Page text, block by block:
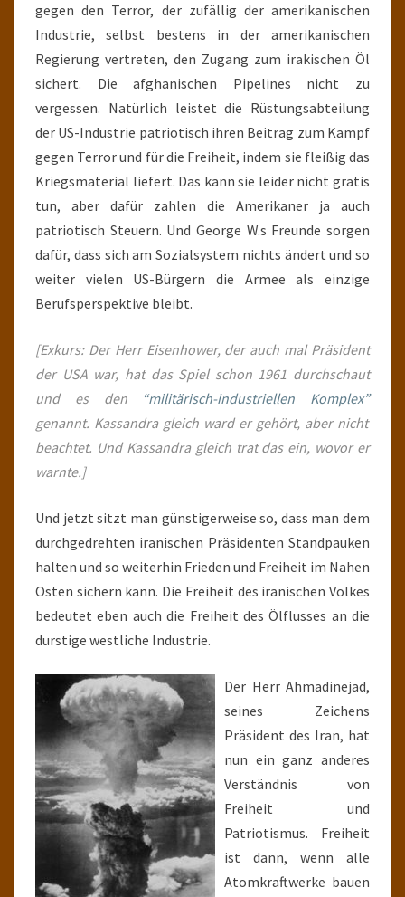
gegen den Terror, der zufällig der amerikanischen
Industrie, selbst bestens in der amerikanischen
Regierung vertreten, den Zugang zum irakischen Öl
sichert. Die afghanischen Pipelines nicht zu
vergessen. Natürlich leistet die Rüstungsabteilung
der US-Industrie patriotisch ihren Beitrag zum Kampf
gegen Terror und für die Freiheit, indem sie fleißig das
Kriegsmaterial liefert. Das kann sie leider nicht gratis
tun, aber dafür zahlen die Amerikaner ja auch
patriotisch Steuern. Und George W.s Freunde sorgen
dafür, dass sich am Sozialsystem nichts ändert und so
weiter vielen US-Bürgern die Armee als einzige
Berufsperspektive bleibt.
[Exkurs: Der Herr Eisenhower, der auch mal Präsident
der USA war, hat das Spiel schon 1961 durchschaut
und es den
“militärisch-industriellen Komplex”
genannt. Kassandra gleich ward er gehört, aber nicht
beachtet. Und Kassandra gleich trat das ein, wovor er
warnte.]
Und jetzt sitzt man günstigerweise so, dass man dem
durchgedrehten iranischen Präsidenten Standpauken
halten und so weiterhin Frieden und Freiheit im Nahen
Osten sichern kann. Die Freiheit des iranischen Volkes
bedeutet eben auch die Freiheit des Ölflusses an die
durstige westliche Industrie.
Der Herr Ahmadinejad,
seines Zeichens
Präsident des Iran, hat
nun ein ganz anderes
Verständnis von
Freiheit und
Patriotismus. Freiheit
ist dann, wenn alle
Atomkraftwerke bauen